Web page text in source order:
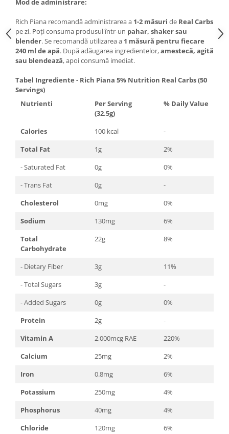
Mod de administrare:
Rich Piana recomandă administrarea a 1-2 măsuri de Real Carbs
pe zi. Poți consuma produsul într-un pahar, shaker sau
blender. Se recomandă utilizarea a 1 măsură pentru fiecare
240 ml de apă. După adăugarea ingredientelor,amestecă, agită
sau blendează, apoi consumă imediat.
Tabel Ingrediente - Rich Piana 5% Nutrition Real Carbs (50
Servings)
Nutrienti
Per Serving
(32.5g)
% Daily Value
Calories 100 kcal
-
Total Fat
1g
2%
- Saturated Fat
0g
0%
- Trans Fat
0g
-
Cholesterol
0mg
0%
Sodium
130mg
6%
Total
Carbohydrate
22g 8%
- Dietary Fiber 3g
11%
- Total Sugars
3g
-
- Added Sugars
0g
0%
Protein
2g
-
Vitamin A
2,000mcg RAE
220%
Calcium
25mg
2%
Iron
0.8mg
6%
Potassium
250mg
4%
Phosphorus
40mg
4%
Chloride
120mg 6%